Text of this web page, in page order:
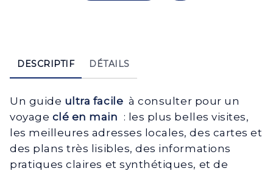
DESCRIPTIF DÉTAILS
Un guide ultra facile à consulter pour un
voyage clé en main : les plus belles visites,
les meilleures adresses locales, des cartes et
des plans très lisibles, des informations
pratiques claires et synthétiques, et de